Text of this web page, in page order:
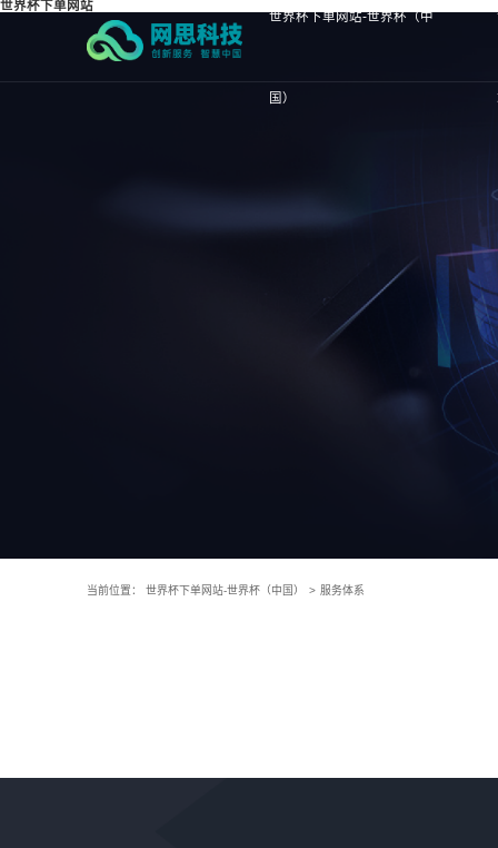
世界杯下单网站
世界杯下单网站-世界杯（中
国）
当前位置： 世界杯下单网站-世界杯（中国） > 服务体系